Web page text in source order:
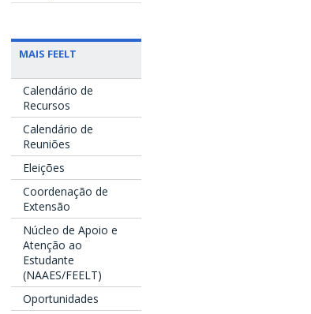
MAIS FEELT
Calendário de
Recursos
Calendário de
Reuniões
Eleições
Coordenação de
Extensão
Núcleo de Apoio e
Atenção ao
Estudante
(NAAES/FEELT)
Oportunidades